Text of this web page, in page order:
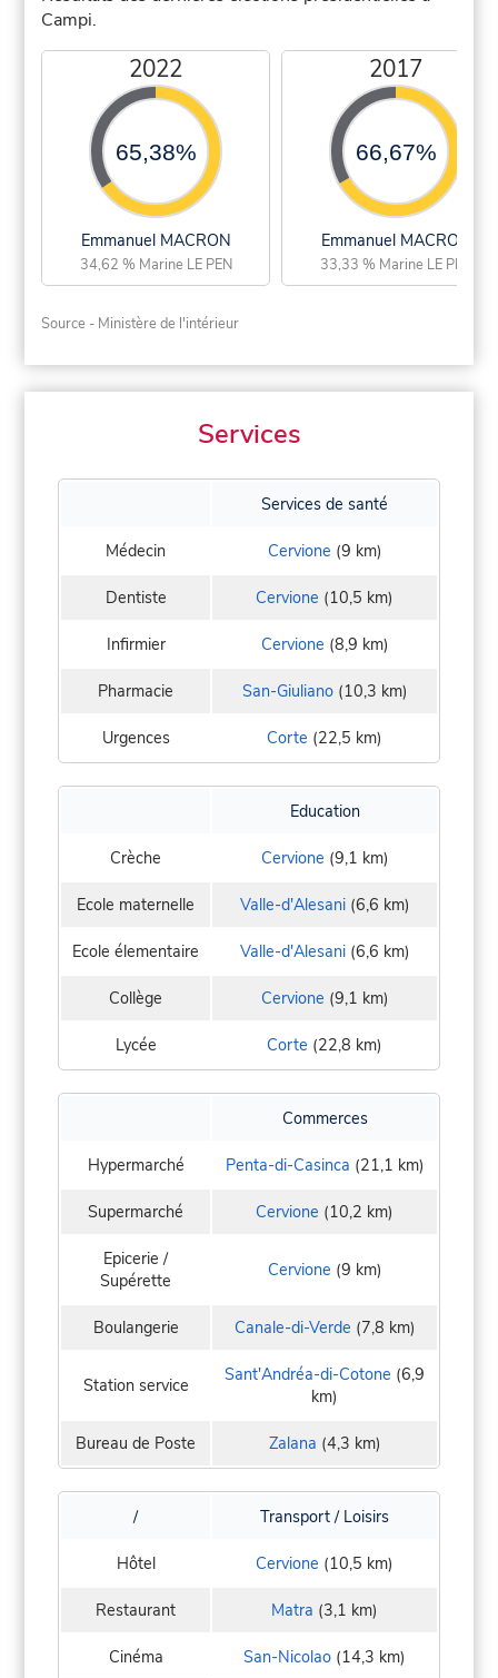
Campi.
2022
65,38%
Emmanuel MACRON
34,62 % Marine LE PEN
2017
66,67%
Emmanuel MACRON
33,33 % Marine LE PEN
Source - Ministère de l'intérieur
Services
Services de santé
Médecin Cervione (9 km)
Dentiste Cervione (10,5 km)
Infirmier Cervione (8,9 km)
Pharmacie San-Giuliano(10,3 km)
Urgences Corte (22,5 km)
Education
Crèche Cervione (9,1 km)
Ecole maternelle Valle-d'Alesani(6,6 km)
Ecole élementaire Valle-d'Alesani(6,6 km)
Collège Cervione (9,1 km)
Lycée Corte (22,8 km)
Commerces
Hypermarché Penta-di-Casinca (21,1 km)
Supermarché Cervione (10,2 km)
Epicerie /
Supérette
Cervione (9 km)
Boulangerie Canale-di-Verde (7,8 km)
Station service Sant'Andréa-di-Cotone (6,9
km)
Bureau de Poste Zalana (4,3 km)
/ Transport / Loisirs
Hôtel Cervione (10,5 km)
Restaurant Matra (3,1 km)
Cinéma San-Nicolao (14,3 km)